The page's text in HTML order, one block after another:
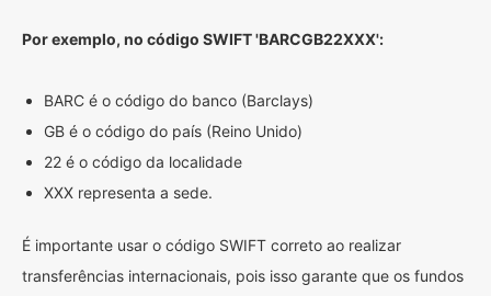
Por exemplo, no código SWIFT 'BARCGB22XXX':
BARC é o código do banco (Barclays)
GB é o código do país (Reino Unido)
22 é o código da localidade
XXX representa a sede.
É importante usar o código SWIFT correto ao realizar
transferências internacionais, pois isso garante que os fundos